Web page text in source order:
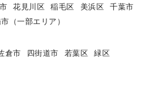
花見川区 稲毛区 美浜区
千葉市
（一部エリア）
倉市 四街道市 若葉区
緑区